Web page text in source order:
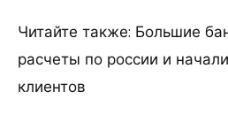
Читайте также: Большие
расчеты по россии и
клиентов